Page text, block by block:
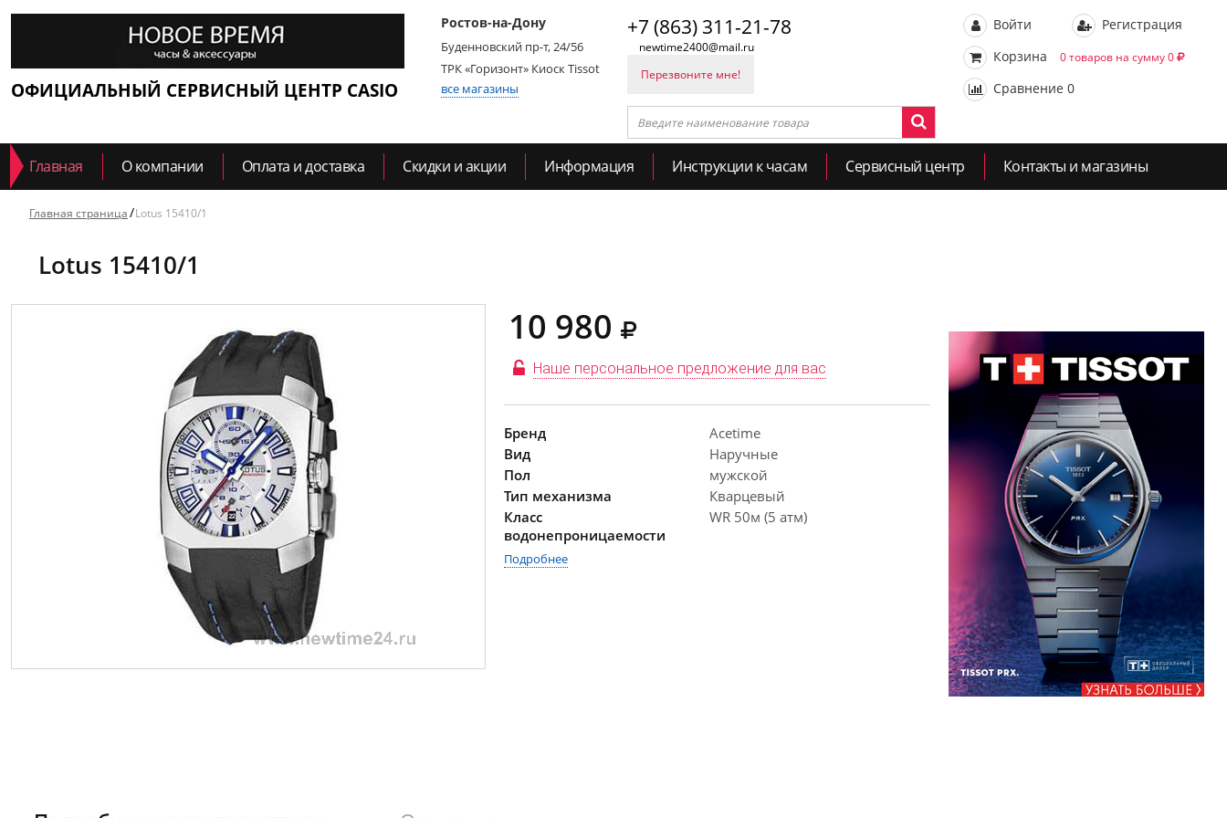
ОФИЦИАЛЬНЫЙ СЕРВИСНЫЙ ЦЕНТР CASIO
Ростов-на-Дону
Буденновский пр-т, 24/56
ТРК «Горизонт» Киоск Tissot
все магазины
+7 (863) 311-21-78
newtime2400@mail.ru
Перезвоните мне!
Войти
Регистрация
Корзина
0 товаров на сумму 0
Сравнение 0
Главная О компании Оплата и доставка Скидки и акции Информация Инструкции к часам Сервисный центр Контакты и магазины
Главная страница Lotus 15410/1
Lotus 15410/1
10 980
Наше персональное предложение для вас
Бренд
Acetime
Вид
Наручные
Пол
мужской
Тип механизма
Кварцевый
Класс
водонепроницаемости
WR 50м (5 атм)
Подробнее